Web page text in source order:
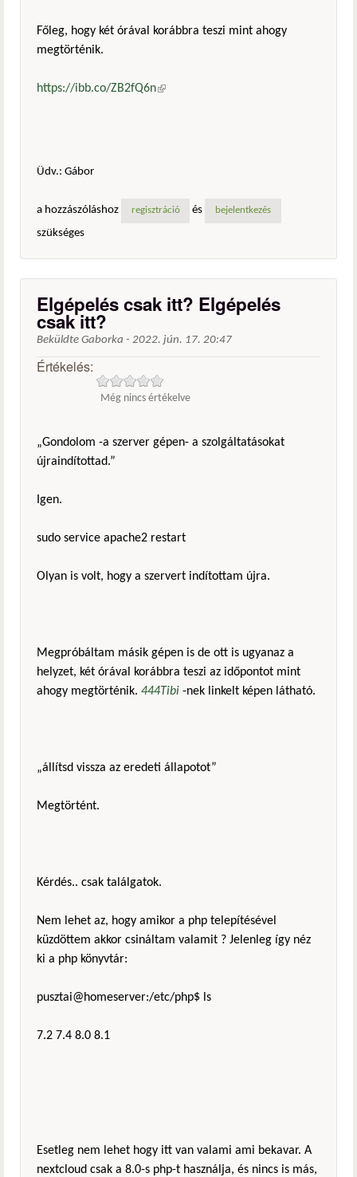
Főleg, hogy két órával korábbra teszi mint ahogy
megtörténik.
https://ibb.co/ZB2fQ6n(külső hivatkozás)
Üdv.: Gábor
a hozzászóláshoz regisztráció és bejelentkezés
szükséges
Elgépelés csak itt? Elgépelés
csak itt?
Beküldte Gaborka - 2022. jún. 17. 20:47
Értékelés:
Még nincs értékelve
„Gondolom -a szerver gépen- a szolgáltatásokat
újraindítottad.”
Igen.
sudo service apache2 restart
Olyan is volt, hogy a szervert indítottam újra.
Megpróbáltam másik gépen is de ott is ugyanaz a
helyzet, két órával korábbra teszi az időpontot mint
ahogy megtörténik. 444Tibi -nek linkelt képen látható.
„állítsd vissza az eredeti állapotot”
Megtörtént.
Kérdés.. csak találgatok.
Nem lehet az, hogy amikor a php telepítésével
küzdöttem akkor csináltam valamit ? Jelenleg így néz
ki a php könyvtár:
pusztai@homeserver:/etc/php$ ls
7.2 7.4 8.0 8.1
Esetleg nem lehet hogy itt van valami ami bekavar. A
nextcloud csak a 8.0-s php-t használja, és nincs is más,